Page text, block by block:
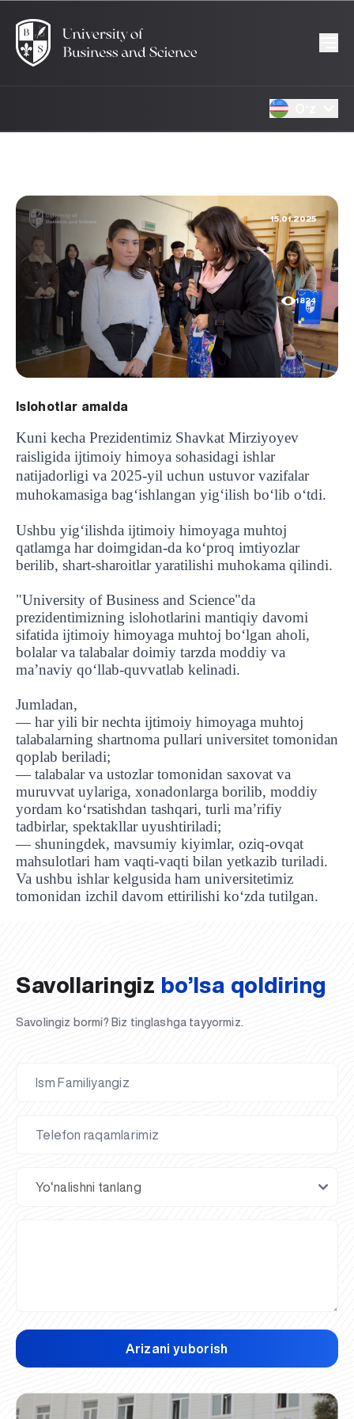
15.01.2025
1824
Islohotlar amalda
Kuni kecha Prezidentimiz Shavkat Mirziyoyev
raisligida ijtimoiy himoya sohasidagi ishlar
natijadorligi va 2025-yil uchun ustuvor vazifalar
muhokamasiga bagʻishlangan yigʻilish bo‘lib o‘tdi.
Ushbu yig‘ilishda ijtimoiy himoyaga muhtoj
qatlamga har doimgidan-da ko‘proq imtiyozlar
berilib, shart-sharoitlar yaratilishi muhokama qilindi.
"University of Business and Science"da
prezidentimizning islohotlarini mantiqiy davomi
sifatida ijtimoiy himoyaga muhtoj bo‘lgan aholi,
bolalar va talabalar doimiy tarzda moddiy va
ma’naviy qo‘llab-quvvatlab kelinadi.
Jumladan,
— har yili bir nechta ijtimoiy himoyaga muhtoj
talabalarning shartnoma pullari universitet tomonidan
qoplab beriladi;
— talabalar va ustozlar tomonidan saxovat va
muruvvat uylariga, xonadonlarga borilib, moddiy
yordam ko‘rsatishdan tashqari, turli ma’rifiy
tadbirlar, spektakllar uyushtiriladi;
— shuningdek, mavsumiy kiyimlar, oziq-ovqat
mahsulotlari ham vaqti-vaqti bilan yetkazib turiladi.
Va ushbu ishlar kelgusida ham universitetimiz
tomonidan izchil davom ettirilishi ko‘zda tutilgan.
UBS professori "Yangi O‘zbekiston yosh olimlari"
qatoridan joy oldi!
Sevimli "UBS xabarnomasi" gazetamizning yangi soni
nashrdan chiqdi!
UBS faoliyati tahlili va istiqboldagi rejalar
UBS oʻqituvchilari Qirgʻizistonda malaka oshirdi
G‘alaba sari olg‘a, O‘zbekiston!
TAYINLOV
UBS OAVda
UBS va bitiruvchi talabalar viloyat hokimligi tomonidan
taqdirlandi
Til oʻrganishda Ovropacha aytganda "level up" qilishni
xohlaysizmi?
Inson kapitaliga yo‘naltirilgan investitsiya — Yangi
O‘zbekiston taraqqiyotining eng muhim tayanchi
Savollaringiz bo’lsa qoldiring
Savolingiz bormi? Biz tinglashga tayyormiz.
Arizani yuborish